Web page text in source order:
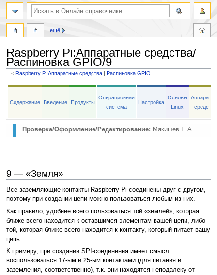
Raspberry Pi:Аппаратные средства/
Распиновка GPIO/9
<Raspberry Pi:Аппаратные средства ‎ |Распиновка GPIO
Перейти
навигации
Перейти
поиску
Содержание Введение Продукты
Операционная
система
Настройка
Основы
Linux
средства
Проверка/Оформление/Редактирование: Мякишев Е.А.
9 — «Земля»
Все заземляющие контакты Raspberry Pi соединены друг с другом,
поэтому при создании цепи можно пользоваться любым из них.
Как правило, удобнее всего пользоваться той «землей», которая
ближе всего находится к оставшимся элементам вашей цепи, либо
той, которая ближе всего находится к контакту, который питает вашу
цепь.
К примеру, при создании SPI-соединения имеет смысл
воспользоваться 17-ым и 25-ым контактами (для питания и
заземления, соответственно), т.к. они находятся неподалеку от
ещё